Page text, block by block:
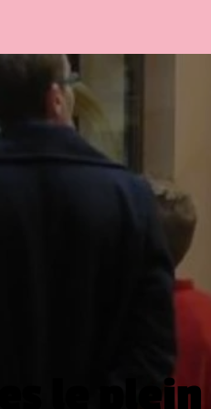
le plein